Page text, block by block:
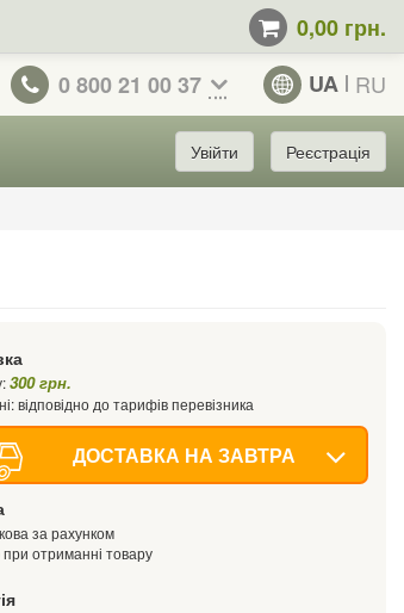
0,00 грн.
0 800 21 00 37 UA RU
Увійти Реєстрація
300 грн.
відповідно до тарифів перевізника
ДОСТАВКА НА ЗАВТРА
за рахунком
при отриманні товару